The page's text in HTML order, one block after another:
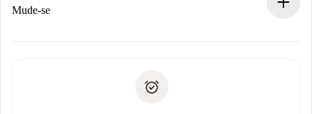
Se recusada: não cobraremos nada e ofereceremos
Débito direto bancário
Mude-se
não comunicar nenhum problema.